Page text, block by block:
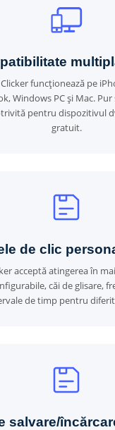
funcționează pe
Windows PC și Mac.
pentru dispozitivul
gratuit.
de clic
acceptă atingerea în
căi de glisare,
de timp pentru
salvare/